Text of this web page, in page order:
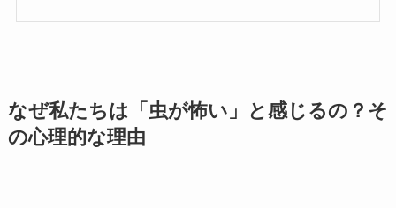
なぜ私たちは「虫が怖い」と感じるの？そ
の心理的な理由